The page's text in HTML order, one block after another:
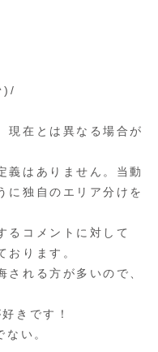
現在とは異なる場合が
義はありません。当動
に独自のエリア分けを
るコメントに対して
おります。
される方が多いので、
きです！
い。